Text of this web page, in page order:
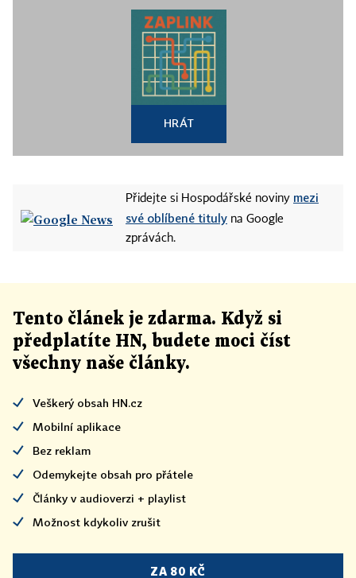
HRÁT
Přidejte si Hospodářské noviny mezi
své oblíbené tituly na Google
zprávách.
Tento článek je zdarma. Když si
předplatíte HN, budete moci číst
všechny naše články.
Veškerý obsah HN.cz
Mobilní aplikace
Bez reklam
Odemykejte obsah pro přátele
Články v audioverzi + playlist
Možnost kdykoliv zrušit
ZA 80 KČ